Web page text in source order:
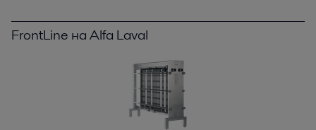
FrontLine на Alfa Laval